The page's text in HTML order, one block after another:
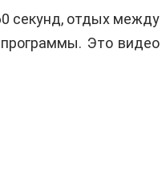
секунд, отдых между
Это видео